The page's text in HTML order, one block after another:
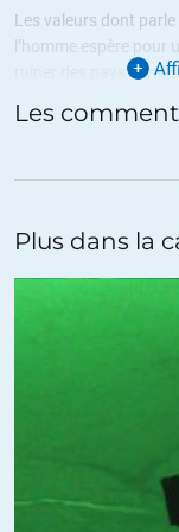
Les valeurs dont
l’homme espère
ruiner des pays et
Toute chose a une fin.
américains sont
+8
Qui peut croire que
que de se donner
Tous les moyens,
La vie des gens n’est
Les
Plus dans la